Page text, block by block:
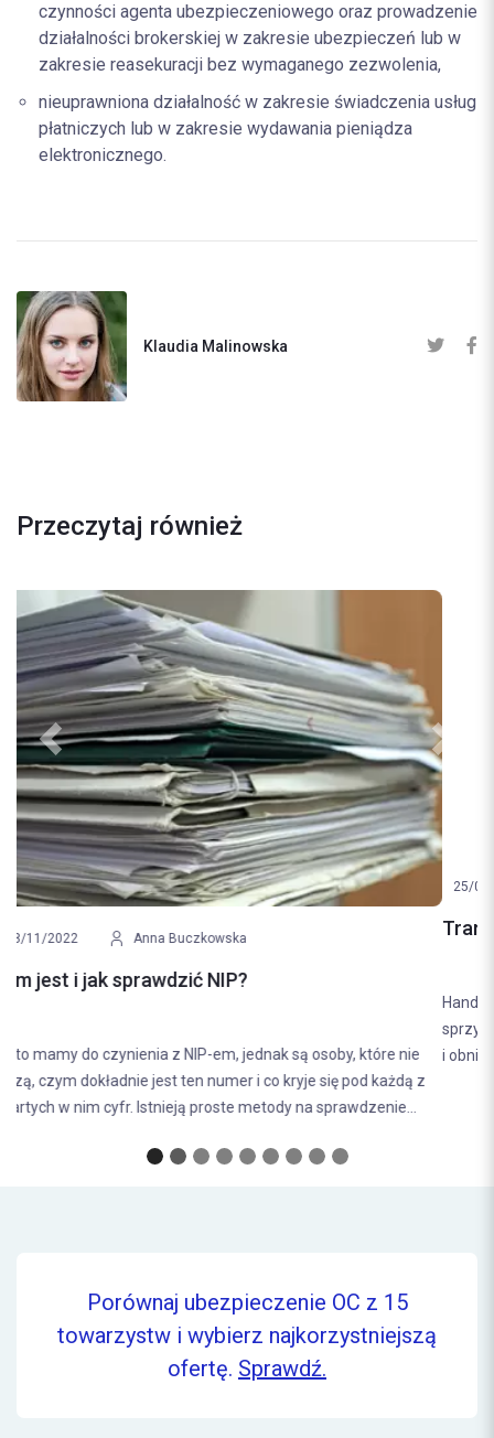
czynności agenta ubezpieczeniowego oraz prowadzenie
działalności brokerskiej w zakresie ubezpieczeń lub w
zakresie reasekuracji bez wymaganego zezwolenia,
nieuprawniona działalność w zakresie świadczenia usług
płatniczych lub w zakresie wydawania pieniądza
elektronicznego.
Klaudia Malinowska
Przeczytaj również
25/08/2022 Klaudia Malinowska
Tranzyt – na czym polega procedura tranzytu?
Handel międzynarodowy jest powszechnym zjawiskiem, które
sprzyja rozwojowi państw. W celu ułatwienia procedury transportu
i obniżenia jego kosztów powstał termin tranzytu. Jeżeli...
Previous Next
ofertę.Sprawdź.